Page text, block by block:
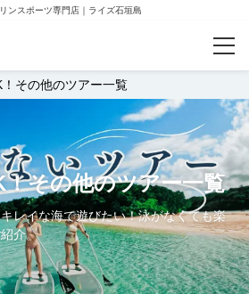
ンスポーツ専門店｜ライズ石垣島
一覧
ーケリング
アー一覧
その他のツアー一覧
その他のツアー一覧
レイな海で遊びたい！泳がなくても楽
介。